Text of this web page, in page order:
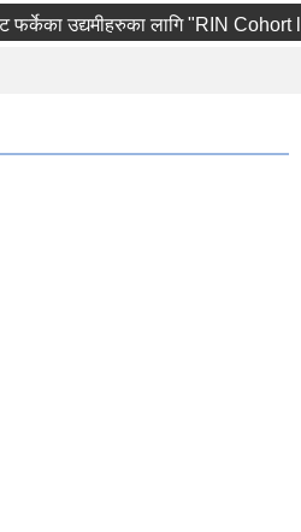
फर्केका उद्यमीहरुका लागि "RIN Cohort